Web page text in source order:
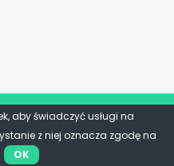
aby świadczyć usługi na
z niej oznacza zgodę na
OK